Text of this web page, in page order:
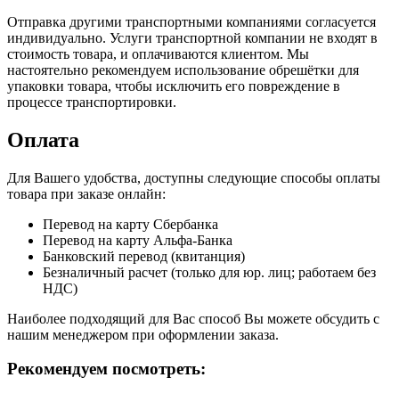
Отправка другими транспортными компаниями согласуется
индивидуально. Услуги транспортной компании не входят в
стоимость товара, и оплачиваются клиентом. Мы
настоятельно рекомендуем использование обрешётки для
упаковки товара, чтобы исключить его повреждение в
процессе транспортировки.
Оплата
Для Вашего удобства, доступны следующие способы оплаты
товара при заказе онлайн:
Перевод на карту Сбербанка
Перевод на карту Альфа-Банка
Банковский перевод (квитанция)
Безналичный расчет (только для юр. лиц; работаем без
НДС)
Наиболее подходящий для Вас способ Вы можете обсудить с
нашим менеджером при оформлении заказа.
Рекомендуем посмотреть: